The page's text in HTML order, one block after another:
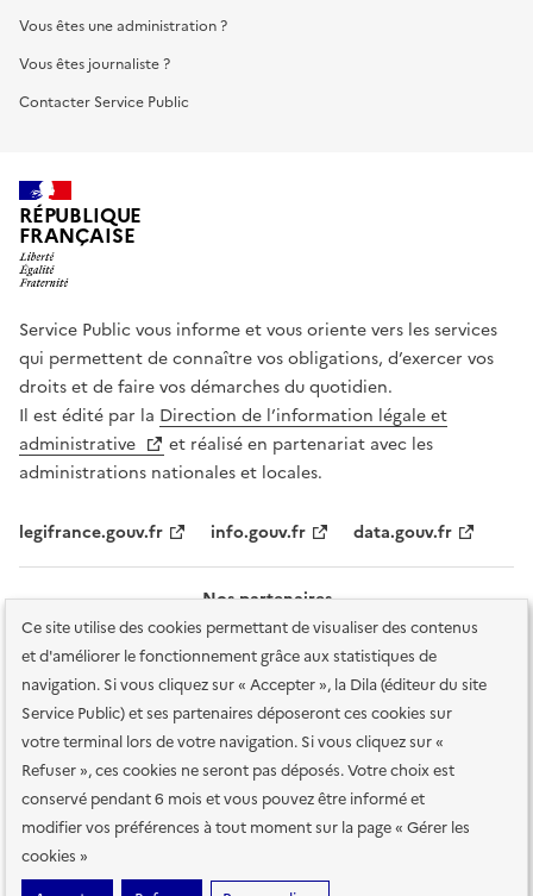
Ce site utilise des cookies permettant de visualiser des contenus
et d'améliorer le fonctionnement grâce aux statistiques de
navigation. Si vous cliquez sur « Accepter », la Dila (éditeur du site
Service Public) et ses partenaires déposeront ces cookies sur
votre terminal lors de votre navigation. Si vous cliquez sur «
Refuser », ces cookies ne seront pas déposés. Votre choix est
conservé pendant 6 mois et vous pouvez être informé et
modifier vos préférences à tout moment sur la page « Gérer les
cookies »
Vous êtes une administration ?
Vous êtes journaliste ?
Contacter Service Public
RÉPUBLIQUE
FRANÇAISE
Service Public vous informe et vous oriente vers les services
qui permettent de connaître vos obligations, d’exercer vos
droits et de faire vos démarches du quotidien.
Il est édité par la Direction de l’information légale et
administrative
et réalisé en partenariat avec les
administrations nationales et locales.
legifrance.gouv.fr info.gouv.fr data.gouv.fr
Nos partenaires
Plan du site Accessibilité : totalement conforme
Accessibilité des
services en ligne Mentions légales Données personnelles et sécurité
Conditions générales d'utilisation Gestion des cookies
Sauf mention contraire, tous les contenus de ce site sont sous